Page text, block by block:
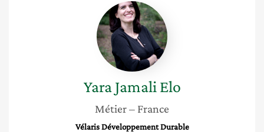
Yara
Jamali
Elo
Yara Jamali Elo
Métier– France
Vélaris Développement Durable